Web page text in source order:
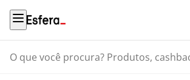
O que você procura? Produtos, cashback,